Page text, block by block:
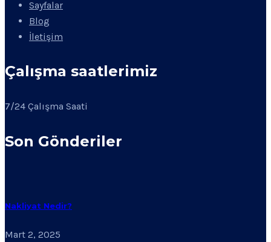
Sayfalar
Blog
İletişim
Çalışma saatlerimiz
7/24 Çalışma Saati
Son Gönderiler
Nakliyat Nedir?
Mart 2, 2025